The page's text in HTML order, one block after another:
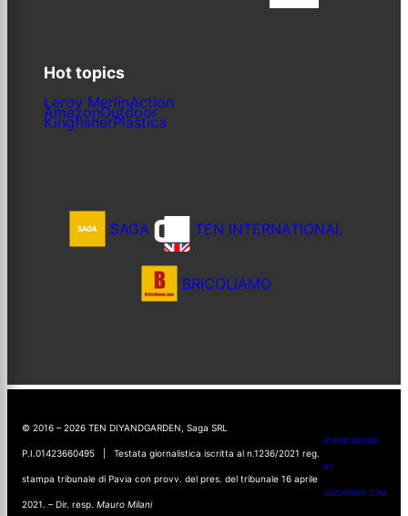
Hot topics
Leroy MerlinAction
AmazonOutdoor
KingfisherPlastica
SAGA TEN INTERNATIONAL
BRICOLIAMO
© 2016 – 2026 TEN DIYANDGARDEN, Saga SRL
P.I.01423660495 | Testata giornalistica iscritta al n.1236/2021 reg.
stampa tribunale di Pavia con provv. del pres. del tribunale 16 aprile
2021. – Dir. resp. Mauro Milani
UI AND DESIGN
BY
GIUDANSKY.COM